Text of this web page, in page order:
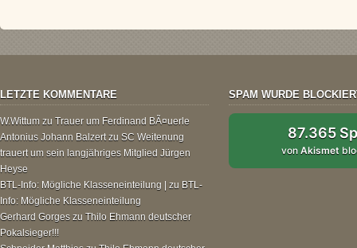
LETZTE KOMMENTARE
W.Wittum zu Trauer um Ferdinand BÃ¤uerle
Antonius Johann Balzertzu SC Weitenung
trauert um sein langjähriges Mitglied Jürgen
Heyse
BTL-Info: Mögliche Klasseneinteilung | zu BTL-
Info: Mögliche Klasseneinteilung
Gerhard Gorges zu Thilo Ehmann deutscher
Pokalsieger!!!
SPAM WURDE
87.365
vonAkismet